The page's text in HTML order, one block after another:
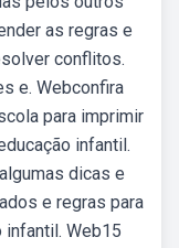
as regras e
conflitos.
e. Webconfira
para imprimir
infantil.
dicas e
e regras para
infantil. Web15